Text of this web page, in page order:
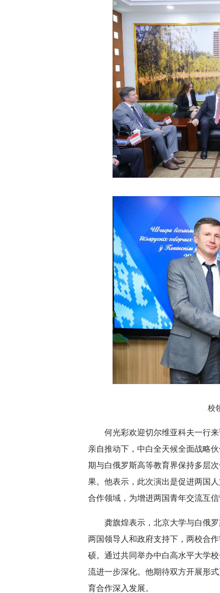
校
何光彩欢迎切尔维亚科夫一行
亲自推动下，中白全天候全面战略
期与白俄罗斯高等教育界保持多层
果。他表示，此次演出是促进两国
合作领域，为增进两国青年交流互
龚旗煌表示，北京大学与白俄
两国领导人和政府支持下，两校合
硕。通过共同举办中白高水平大学
流进一步深化。他期待双方开展形
育合作深入发展。
扎实开展树立
育